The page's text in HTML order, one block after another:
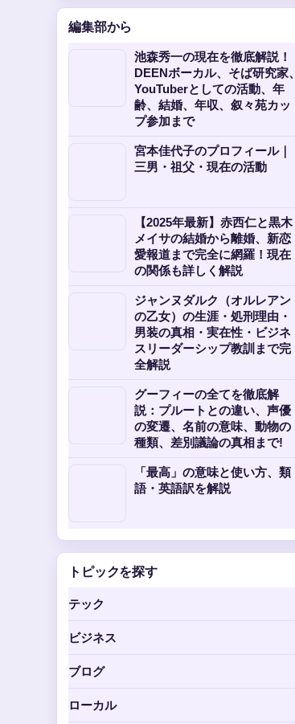
編集部から
池森秀一の現在を徹底解説！
DEENボーカル、そば研究家、
YouTuberとしての活動、年
齢、結婚、年収、叙々苑カッ
プ参加まで
宮本佳代子のプロフィール｜
三男・祖父・現在の活動
【2025年最新】赤西仁と黒木
メイサの結婚から離婚、新恋
愛報道まで完全に網羅！現在
の関係も詳しく解説
ジャンヌダルク（オルレアン
の乙女）の生涯・処刑理由・
男装の真相・実在性・ビジネ
スリーダーシップ教訓まで完
全解説
グーフィーの全てを徹底解
説：プルートとの違い、声優
の変遷、名前の意味、動物の
種類、差別議論の真相まで!
「最高」の意味と使い方、類
語・英語訳を解説
トピックを探す
テック
ビジネス
ブログ
ローカル